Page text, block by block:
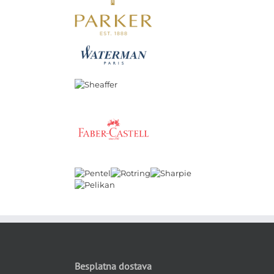
Besplatna dostava